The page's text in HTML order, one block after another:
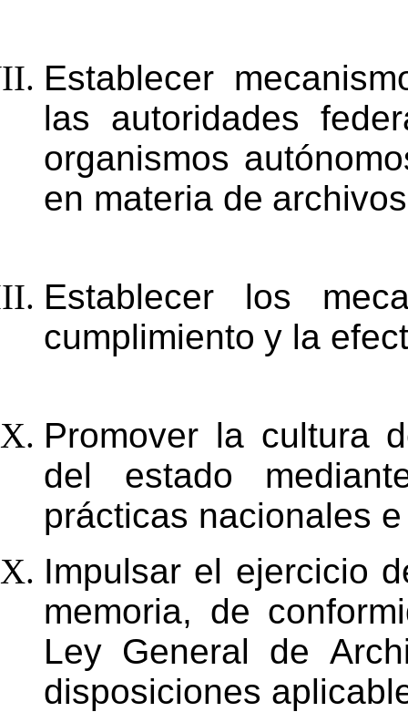
Establecer
las autoridades
organismos
en materia de
Establecer los
cumplimiento y la
Promover la cultura
del estado
prácticas nacionales
Impulsar el ejercicio
memoria, de
Ley General de
disposiciones